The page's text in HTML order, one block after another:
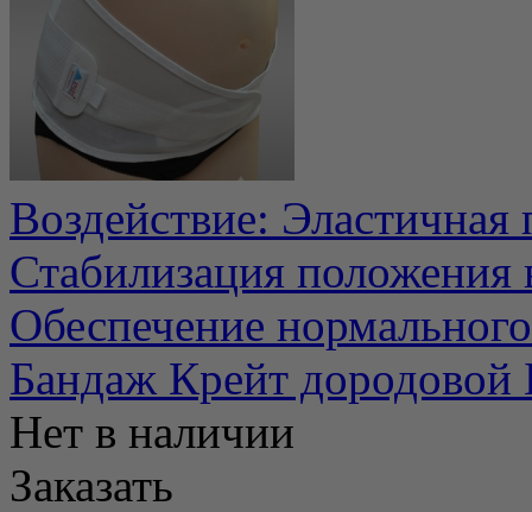
Воздействие:
Стабилизация положения
Обеспечение
Бандаж Крейт
Нет в наличии
Заказать